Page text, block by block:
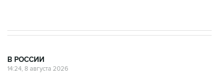
В РОССИИ
14:24, 8 августа 2026